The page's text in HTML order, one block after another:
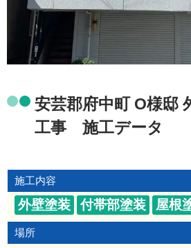
安芸郡府中町 O様邸
工事 施工データ
施工内容
外壁塗装 付帯部塗装 屋根
場所